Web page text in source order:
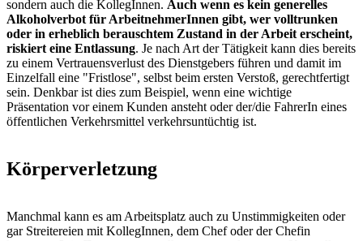
sondern auch die KollegInnen. Auch wenn es kein generelles
Alkoholverbot für ArbeitnehmerInnen gibt, wer volltrunken
oder in erheblich berauschtem Zustand in der Arbeit erscheint,
riskiert eine Entlassung. Je nach Art der Tätigkeit kann dies bereits
zu einem Vertrauensverlust des Dienstgebers führen und damit im
Einzelfall eine "Fristlose", selbst beim ersten Verstoß, gerechtfertigt
sein. Denkbar ist dies zum Beispiel, wenn eine wichtige
Präsentation vor einem Kunden ansteht oder der/die FahrerIn eines
öffentlichen Verkehrsmittel verkehrsuntüchtig ist.
Körperverletzung
Manchmal kann es am Arbeitsplatz auch zu Unstimmigkeiten oder
gar Streitereien mit KollegInnen, dem Chef oder der Chefin